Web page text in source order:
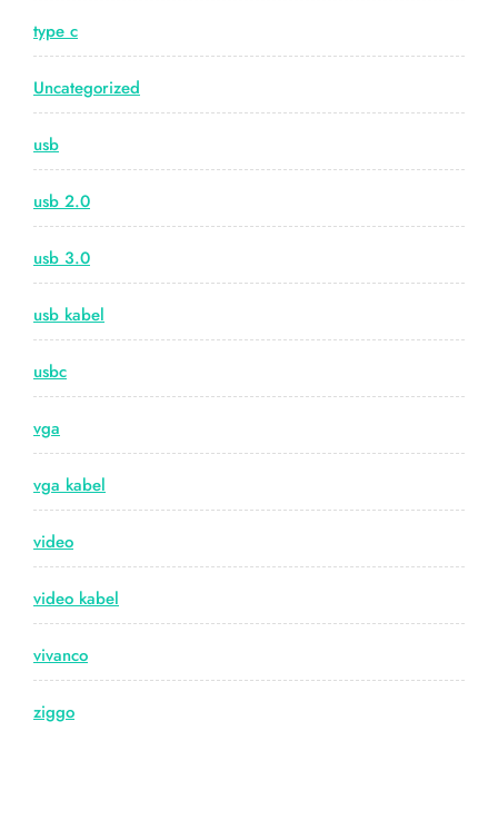
type c
Uncategorized
usb
usb 2.0
usb 3.0
usb kabel
usbc
vga
vga kabel
video
video kabel
vivanco
ziggo